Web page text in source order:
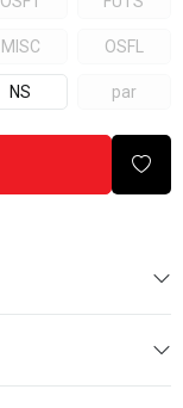
MISC OSFL
NS par